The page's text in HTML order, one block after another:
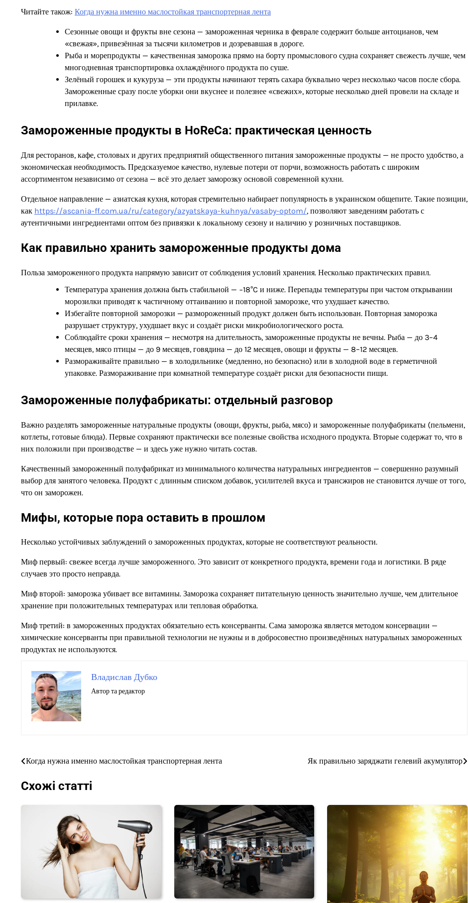
Читайте також: Когда нужна именно маслостойкая транспортерная лента
Сезонные овощи и фрукты вне сезона — замороженная черника в феврале содержит больше антоцианов, чем
«свежая», привезённая за тысячи километров и дозревавшая в дороге.
Рыба и морепродукты — качественная заморозка прямо на борту промыслового судна сохраняет свежесть лучше, чем
многодневная транспортировка охлаждённого продукта по суше.
Зелёный горошек и кукуруза — эти продукты начинают терять сахара буквально через несколько часов после сбора.
Замороженные сразу после уборки они вкуснее и полезнее «свежих», которые несколько дней провели на складе и
прилавке.
Замороженные продукты в HoReCa: практическая ценность
Для ресторанов, кафе, столовых и других предприятий общественного питания замороженные продукты — не просто удобство, а
экономическая необходимость. Предсказуемое качество, нулевые потери от порчи, возможность работать с широким
ассортиментом независимо от сезона — всё это делает заморозку основой современной кухни.
Отдельное направление — азиатская кухня, которая стремительно набирает популярность в украинском общепите. Такие позиции,
как https://ascania-ff.com.ua/ru/category/azyatskaya-kuhnya/vasaby-optom/, позволяют заведениям работать с
аутентичными ингредиентами оптом без привязки к локальному сезону и наличию у розничных поставщиков.
Как правильно хранить замороженные продукты дома
Польза замороженного продукта напрямую зависит от соблюдения условий хранения. Несколько практических правил.
Температура хранения должна быть стабильной — −18°C и ниже. Перепады температуры при частом открывании
морозилки приводят к частичному оттаиванию и повторной заморозке, что ухудшает качество.
Избегайте повторной заморозки — размороженный продукт должен быть использован. Повторная заморозка
разрушает структуру, ухудшает вкус и создаёт риски микробиологического роста.
Соблюдайте сроки хранения — несмотря на длительность, замороженные продукты не вечны. Рыба — до 3–4
месяцев, мясо птицы — до 9 месяцев, говядина — до 12 месяцев, овощи и фрукты — 8–12 месяцев.
Размораживайте правильно — в холодильнике (медленно, но безопасно) или в холодной воде в герметичной
упаковке. Размораживание при комнатной температуре создаёт риски для безопасности пищи.
Замороженные полуфабрикаты: отдельный разговор
Важно разделять замороженные натуральные продукты (овощи, фрукты, рыба, мясо) и замороженные полуфабрикаты (пельмени,
котлеты, готовые блюда). Первые сохраняют практически все полезные свойства исходного продукта. Вторые содержат то, что в
них положили при производстве — и здесь уже нужно читать состав.
Качественный замороженный полуфабрикат из минимального количества натуральных ингредиентов — совершенно разумный
выбор для занятого человека. Продукт с длинным списком добавок, усилителей вкуса и трансжиров не становится лучше от того,
что он заморожен.
Мифы, которые пора оставить в прошлом
Несколько устойчивых заблуждений о замороженных продуктах, которые не соответствуют реальности.
Миф первый: свежее всегда лучше замороженного. Это зависит от конкретного продукта, времени года и логистики. В ряде
случаев это просто неправда.
Миф второй: заморозка убивает все витамины. Заморозка сохраняет питательную ценность значительно лучше, чем длительное
хранение при положительных температурах или тепловая обработка.
Миф третий: в замороженных продуктах обязательно есть консерванты. Сама заморозка является методом консервации —
химические консерванты при правильной технологии не нужны и в добросовестно произведённых натуральных замороженных
продуктах не используются.
Владислав Дубко
Автор та редактор
Навігація
записів
Когда нужна именно маслостойкая транспортерная лента Як правильно заряджати гелевий акумулятор
Схожі статті